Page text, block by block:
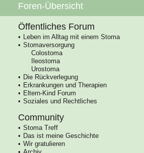
Foren-Übersicht
Öffentliches Forum
Leben im Alltag mit einem Stoma
Stomaversorgung
Colostoma
Ileostoma
Urostoma
Die Rückverlegung
Erkrankungen und Therapien
Eltern-Kind Forum
Soziales und Rechtliches
Community
Stoma Treff
Das ist meine Geschichte
Wir gratulieren